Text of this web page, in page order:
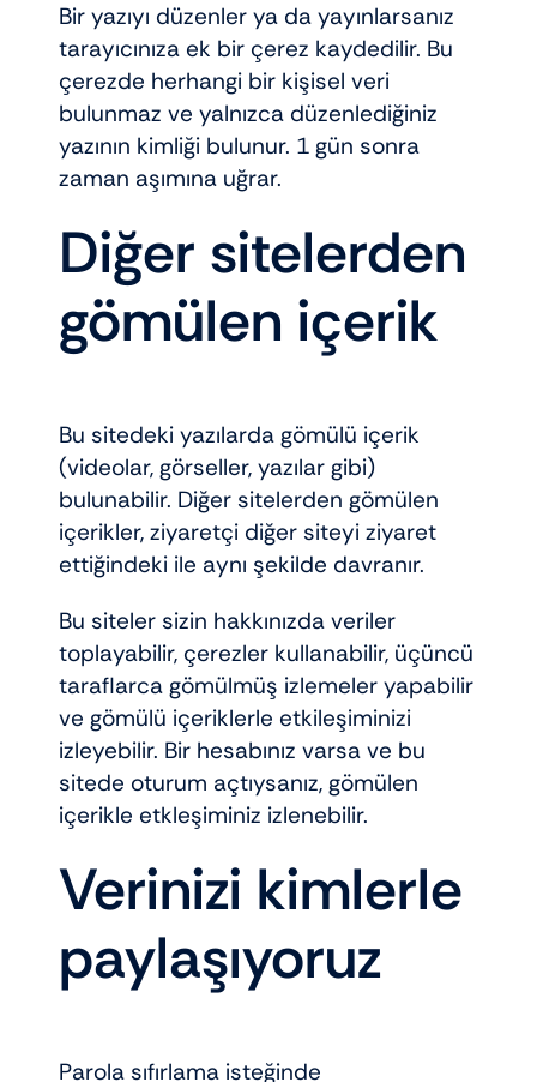
Bir yazıyı düzenler ya da yayınlarsanız
tarayıcınıza ek bir çerez kaydedilir. Bu
çerezde herhangi bir kişisel veri
bulunmaz ve yalnızca düzenlediğiniz
yazının kimliği bulunur. 1 gün sonra
zaman aşımına uğrar.
Diğer sitelerden
gömülen içerik
Bu sitedeki yazılarda gömülü içerik
(videolar, görseller, yazılar gibi)
bulunabilir. Diğer sitelerden gömülen
içerikler, ziyaretçi diğer siteyi ziyaret
ettiğindeki ile aynı şekilde davranır.
Bu siteler sizin hakkınızda veriler
toplayabilir, çerezler kullanabilir, üçüncü
taraflarca gömülmüş izlemeler yapabilir
ve gömülü içeriklerle etkileşiminizi
izleyebilir. Bir hesabınız varsa ve bu
sitede oturum açtıysanız, gömülen
içerikle etkleşiminiz izlenebilir.
Verinizi kimlerle
paylaşıyoruz
Parola sıfırlama isteğinde